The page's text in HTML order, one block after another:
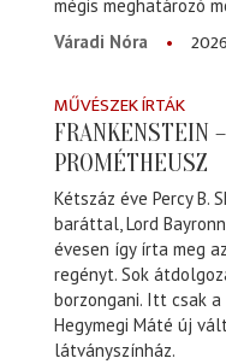
mégis meghatározó
Váradi Nóra
MŰVÉSZEK ÍRTÁK
FRANKENSTEIN
PROMÉTHEUSZ
Kétszáz éve Percy B.
baráttal, Lord
évesen így írta meg
regényt. Sok
borzongani. Itt csak
Hegymegi Máté új
látványszínház.